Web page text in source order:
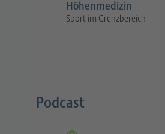
Höhenmedizin
Sport im Grenzbereich
Podcast